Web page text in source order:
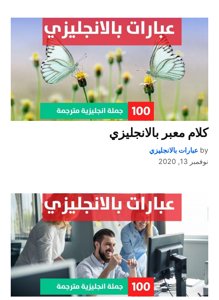
كلام معبر بالانجليزي
by عبارات بالانجليزي
نوفمبر 13, 2020